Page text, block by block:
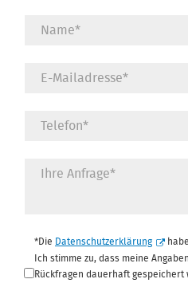
Datenschutz*
*Die Datenschutzerklärung
Ich stimme zu, dass meine
Rückfragen dauerhaft